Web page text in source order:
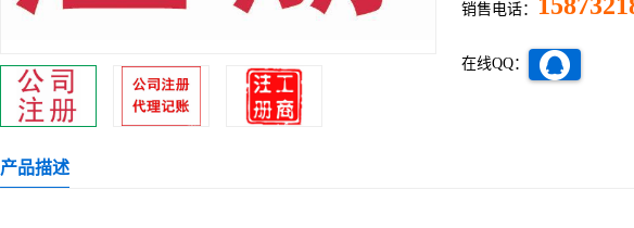
销售电话：
在线QQ：
产品描述